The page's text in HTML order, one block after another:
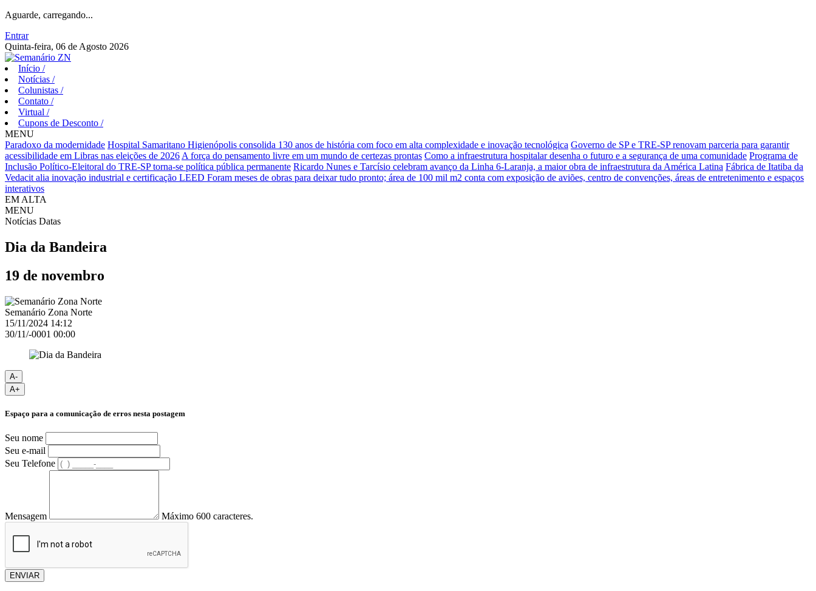
Aguarde, carregando...
Entrar
Quinta-feira, 06 de Agosto 2026
Início /
Notícias /
Colunistas /
Contato /
Virtual /
Cupons de Desconto /
MENU
Paradoxo da modernidade Hospital Samaritano Higienópolis consolida 130 anos de história com foco em alta complexidade e inovação tecnológica Governo de SP e TRE-SP renovam parceria para garantir
acessibilidade em Libras nas eleições de 2026 A força do pensamento livre em um mundo de certezas prontas Como a infraestrutura hospitalar desenha o futuro e a segurança de uma comunidade Programa de
Inclusão Político-Eleitoral do TRE-SP torna-se política pública permanente Ricardo Nunes e Tarcísio celebram avanço da Linha 6-Laranja, a maior obra de infraestrutura da América Latina Fábrica de Itatiba da
Vedacit alia inovação industrial e certificação LEED Foram meses de obras para deixar tudo pronto; área de 100 mil m2 conta com exposição de aviões, centro de convenções, áreas de entretenimento e espaços
interativos
EM ALTA
MENU
Notícias Datas
Dia da Bandeira
19 de novembro
Semanário Zona Norte
15/11/2024 14:12
30/11/-0001 00:00
A-
A+
Espaço para a comunicação de erros nesta postagem
Seu nome
Seu e-mail
Seu Telefone
Mensagem Máximo 600 caracteres.
ENVIAR